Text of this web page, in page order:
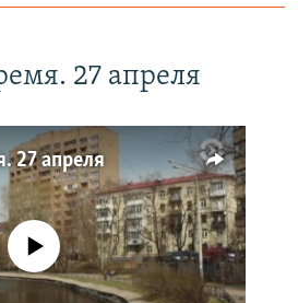
27 апреля
27 апреля
currently available